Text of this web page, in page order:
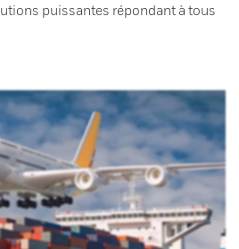
puissantes répondant à tous